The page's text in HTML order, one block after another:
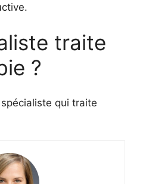
traite
?
qui traite